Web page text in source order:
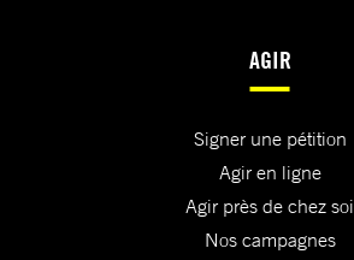
AGIR
Signer une pétition
Agir en ligne
Agir près de chez soi
Nos campagnes